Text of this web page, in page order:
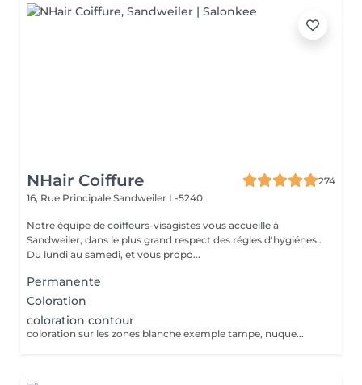
NHair Coiffure
274
16, Rue Principale Sandweiler L-5240
Notre équipe de coiffeurs-visagistes vous accueille à
Sandweiler, dans le plus grand respect des régles d'hygiénes .
Du lundi au samedi, et vous propo...
Permanente
Coloration
coloration contour
coloration sur les zones blanche exemple tampe, nuque...